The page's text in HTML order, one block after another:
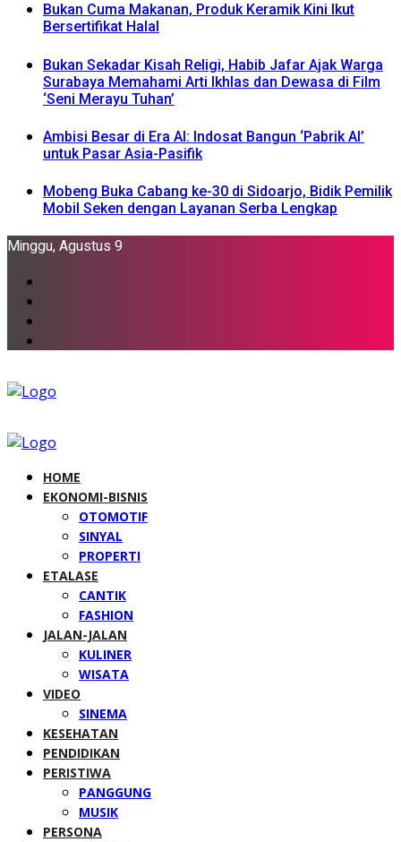
Bukan Cuma Makanan, Produk Keramik Kini Ikut
Bersertifikat Halal
Bukan Sekadar Kisah Religi, Habib Jafar Ajak Warga
Surabaya Memahami Arti Ikhlas dan Dewasa di Film
‘Seni Merayu Tuhan’
Ambisi Besar di Era AI: Indosat Bangun ‘Pabrik AI’
untuk Pasar Asia-Pasifik
Mobeng Buka Cabang ke-30 di Sidoarjo, Bidik Pemilik
Mobil Seken dengan Layanan Serba Lengkap
Minggu, Agustus 9
HOME
EKONOMI-BISNIS
OTOMOTIF
SINYAL
PROPERTI
ETALASE
CANTIK
FASHION
JALAN-JALAN
KULINER
WISATA
VIDEO
SINEMA
KESEHATAN
PENDIDIKAN
PERISTIWA
PANGGUNG
MUSIK
PERSONA